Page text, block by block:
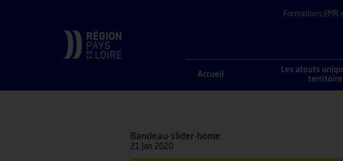
Formations EMR
Accueil
Les atouts
territoire
Bandeau-slider-home
21 Jan 2020